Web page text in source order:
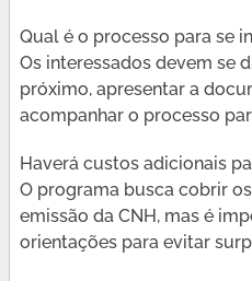
Qual é o processo para se
Os interessados devem se
próximo, apresentar a
acompanhar o processo
Haverá custos adicionais
O programa busca cobrir
emissão da CNH, mas é
orientações para evitar